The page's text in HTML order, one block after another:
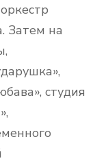
Затем на
студия